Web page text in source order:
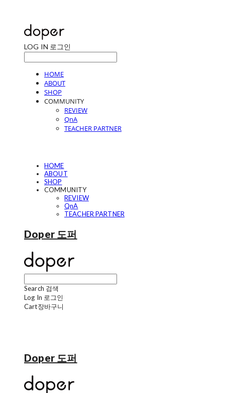
LOG IN 로그인
HOME
ABOUT
SHOP
COMMUNITY
REVIEW
QnA
TEACHER PARTNER
HOME
ABOUT
SHOP
COMMUNITY
REVIEW
QnA
TEACHER PARTNER
Doper 도퍼
Search 검색
Log In 로그인
Cart장바구니
Doper 도퍼